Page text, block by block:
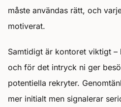
måste användas rätt, och
motiverat.
Samtidigt är kontoret viktigt –
och för det intryck ni ger
potentiella rekryter.
mer initialt men signalerar